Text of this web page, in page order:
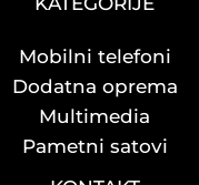
Mobilni telefoni
Dodatna oprema
Multimedia
Pametni satovi